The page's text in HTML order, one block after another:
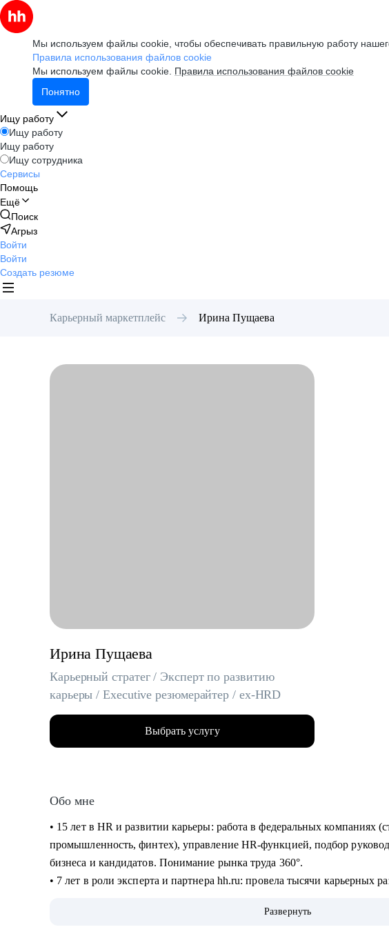
Мы используем файлы cookie, чтобы обеспечивать правильную работу
Правила использования файлов cookie
Мы используем файлы cookie. Правила использования файлов cookie
Понятно
Ищу работу
Ищу работу
Ищу работу
Ищу сотрудника
Сервисы
Помощь
Ещё
Поиск
Агрыз
Войти
Войти
Создать резюме
Карьерный маркетплейс Ирина Пущаева
Ирина Пущаева
Карьерный стратег / Эксперт по развитию
карьеры / Executive резюмерайтер / ex-HRD
Выбрать услугу
Обо мне
• 15 лет в HR и развитии карьеры: работа в федеральных компаниях
промышленность, финтех), управление HR-функцией, подбор
бизнеса и кандидатов. Понимание рынка труда 360°.
• 7 лет в роли эксперта и партнера hh.ru: провела тысячи карьерных
Развернуть